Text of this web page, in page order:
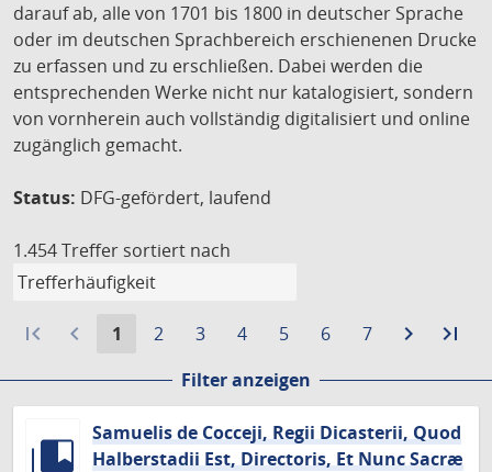
darauf ab, alle von 1701 bis 1800 in deutscher Sprache
oder im deutschen Sprachbereich erschienenen Drucke
zu erfassen und zu erschließen. Dabei werden die
entsprechenden Werke nicht nur katalogisiert, sondern
von vornherein auch vollständig digitalisiert und online
zugänglich gemacht.
Status: DFG-gefördert, laufend
1.454 Treffer sortiert nach
first_page navigate_before
Aktuelle
1
Gehe
Seite
2
Gehe
Seite
3
Gehe
Seite
4
Gehe
Seite
5
Gehe
Seite
6
Gehe
Seite
7 navigate_next
Zur
Seite
last_page
Filter anzeigen
Samuelis de Cocceji, Regii Dicasterii, Quod
Halberstadii Est, Directoris, Et Nunc Sacræ